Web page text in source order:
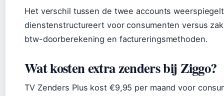
Het verschil tussen de twee accounts
dienstenstructureert voor consumenten versus
btw-doorberekening en factureringsmethoden.
Wat kosten extra zenders bij Ziggo?
TV Zenders Plus kost €9,95 per maand voor